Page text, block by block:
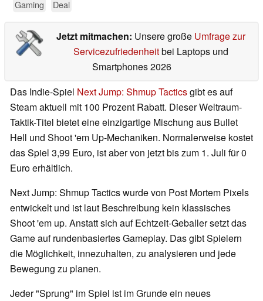
Gaming Deal
Jetzt mitmachen: Unsere große Umfrage zur
Servicezufriedenheitbei Laptops und
Smartphones 2026
Das Indie-Spiel Next Jump: Shmup Tacticsgibt es auf
Steam aktuell mit 100 Prozent Rabatt. Dieser Weltraum-
Taktik-Titel bietet eine einzigartige Mischung aus Bullet
Hell und Shoot 'em Up-Mechaniken. Normalerweise kostet
das Spiel 3,99 Euro, ist aber von jetzt bis zum 1. Juli für 0
Euro erhältlich.
Next Jump: Shmup Tactics wurde von Post Mortem Pixels
entwickelt und ist laut Beschreibung kein klassisches
Shoot 'em up. Anstatt sich auf Echtzeit-Geballer setzt das
Game auf rundenbasiertes Gameplay. Das gibt Spielern
die Möglichkeit, innezuhalten, zu analysieren und jede
Bewegung zu planen.
Jeder "Sprung" im Spiel ist im Grunde ein neues